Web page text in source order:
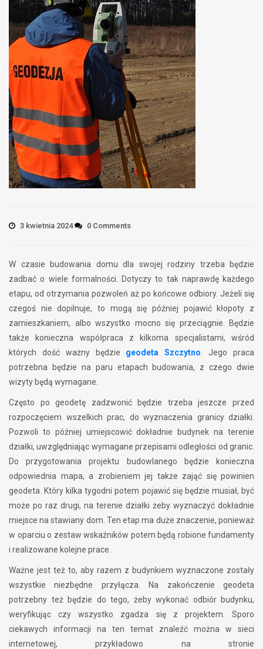
3 kwietnia 2024 0 Comments
W czasie budowania domu dla swojej rodziny trzeba będzie
zadbać o wiele formalności. Dotyczy to tak naprawdę każdego
etapu, od otrzymania pozwoleń aż po końcowe odbiory. Jeżeli się
czegoś nie dopilnuje, to mogą się później pojawić kłopoty z
zamieszkaniem, albo wszystko mocno się przeciągnie. Będzie
także konieczna współpraca z kilkoma specjalistami, wśród
których dość ważny będzie geodeta Szczytno . Jego praca
potrzebna będzie na paru etapach budowania, z czego dwie
wizyty będą wymagane.
Często po geodetę zadzwonić będzie trzeba jeszcze przed
rozpoczęciem wszelkich prac, do wyznaczenia granicy działki.
Pozwoli to później umiejscowić dokładnie budynek na terenie
działki, uwzględniając wymagane przepisami odległości od granic.
Do przygotowania projektu budowlanego będzie konieczna
odpowiednia mapa, a zrobieniem jej także zająć się powinien
geodeta. Który kilka tygodni potem pojawić się będzie musiał, być
może po raz drugi, na terenie działki żeby wyznaczyć dokładnie
miejsce na stawiany dom. Ten etap ma duże znaczenie, ponieważ
w oparciu o zestaw wskaźników potem będą robione fundamenty
i realizowane kolejne prace.
Ważne jest też to, aby razem z budynkiem wyznaczone zostały
wszystkie niezbędne przyłącza. Na zakończenie geodeta
potrzebny też będzie do tego, żeby wykonać odbiór budynku,
weryfikując czy wszystko zgadza się z projektem. Sporo
ciekawych informacji na ten temat znaleźć można w sieci
internetowej, przykładowo na stronie